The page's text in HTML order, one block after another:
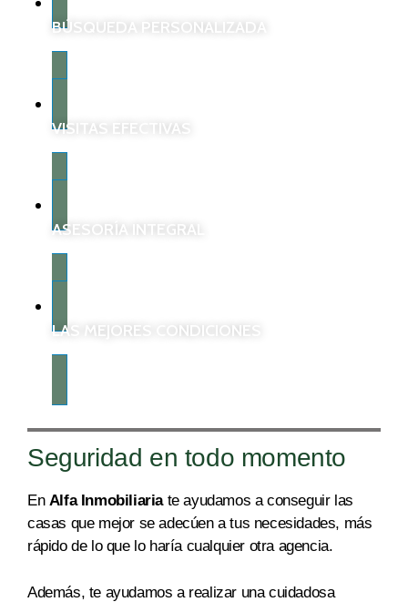
BÚSQUEDA PERSONALIZADA
VISITAS EFECTIVAS
ASESORÍA INTEGRAL
LAS MEJORES CONDICIONES
Seguridad en todo momento
En Alfa Inmobiliariate ayudamos a conseguirlas
casas que mejor seadecúen a tus necesidades, más
rápido de lo que lo haría cualquier otra agencia.
Además, te ayudamos a realizar unacuidadosa